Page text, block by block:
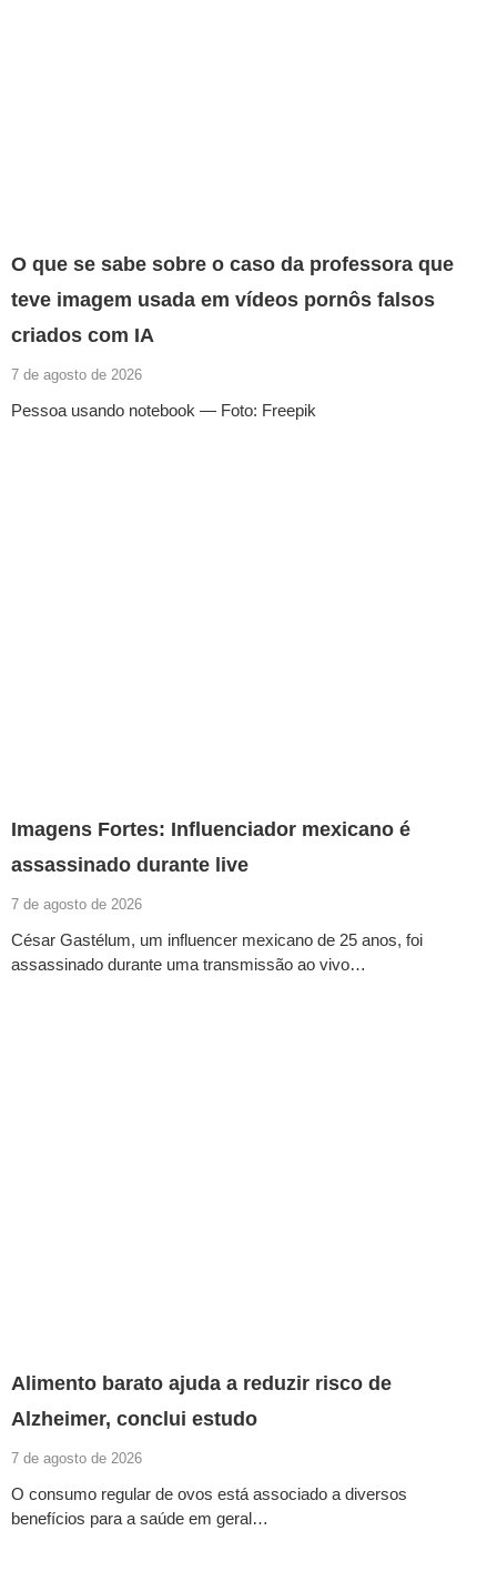
O que se sabe sobre o caso da professora que
teve imagem usada em vídeos pornôs falsos
criados com IA
7 de agosto de 2026
Pessoa usando notebook — Foto: Freepik
Imagens Fortes: Influenciador mexicano é
assassinado durante live
7 de agosto de 2026
César Gastélum, um influencer mexicano de 25 anos, foi
assassinado durante uma transmissão ao vivo…
Alimento barato ajuda a reduzir risco de
Alzheimer, conclui estudo
7 de agosto de 2026
O consumo regular de ovos está associado a diversos
benefícios para a saúde em geral…